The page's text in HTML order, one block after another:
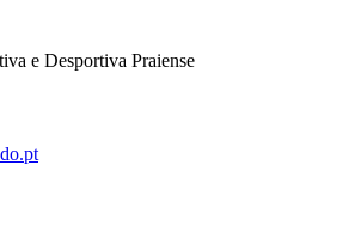
e Desportiva Praiense